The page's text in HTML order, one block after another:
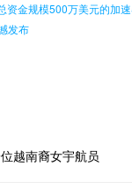
资金规模500万美元的加
发布
越南裔女宇航员